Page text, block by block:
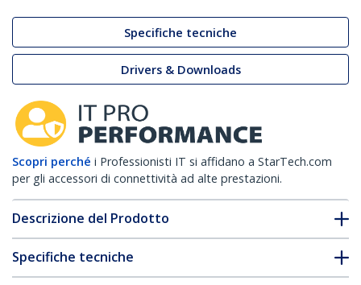
Specifiche tecniche
Drivers & Downloads
Scopri perché i Professionisti IT si affidano a StarTech.com
per gli accessori di connettività ad alte prestazioni.
Descrizione del Prodotto
Specifiche tecniche